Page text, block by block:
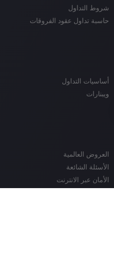
شروط التداول
حاسبة تداول عقود الفروقات
أساسيات التداول
ويبنارات
العروض العالمية
الأسئلة الشائعة
الأمان عبر الانترنت